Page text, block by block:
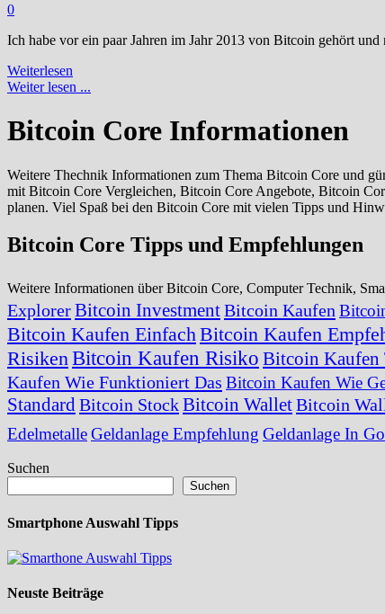
gute
0
Ich habe vor ein paar Jahren im Jahr 2013 von Bitcoin gehört
Intelligente
Bitcoin-
zur
Anhäufung
Goldbarren
Weiterlesen
Weiter lesen ...
Bitcoin Core Informationen
Weitere Thechnik Informationen zum Thema Bitcoin Core und
mit Bitcoin Core Vergleichen, Bitcoin Core Angebote, Bitcoin
planen. Viel Spaß bei den Bitcoin Core mit vielen Tipps und
Bitcoin Core Tipps und Empfehlungen
Weitere Informationen über Bitcoin Core, Computer Technik,
ExplorerBitcoin InvestmentBitcoin Kaufen
Bitcoin Kaufen EinfachBitcoin Kaufen
RisikenBitcoin Kaufen Risiko Bitcoin Kaufen
Kaufen Wie Funktioniert Das Bitcoin Kaufen Wie
StandardBitcoin StockBitcoin WalletBitcoin
EdelmetalleGeldanlage Empfehlung Geldanlage In
Suchen
Suchen
Smartphone Auswahl Tipps
Neuste Beiträge